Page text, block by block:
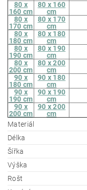
80 x
160 cm
80 x 160
cm
80 x
170 cm
80 x 170
cm
80 x
180 cm
80 x 180
cm
80 x
190 cm
80 x 190
cm
80 x
200 cm
80 x 200
cm
90 x
180 cm
90 x 180
cm
90 x
190 cm
90 x 190
cm
90 x
200 cm
90 x 200
cm
Materiál
Délka
Šířka
Výška
Rošt